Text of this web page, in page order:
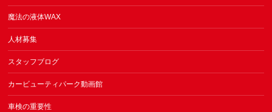
魔法の液体WAX
人材募集
スタッフブログ
カービューティパーク動画館
車検の重要性